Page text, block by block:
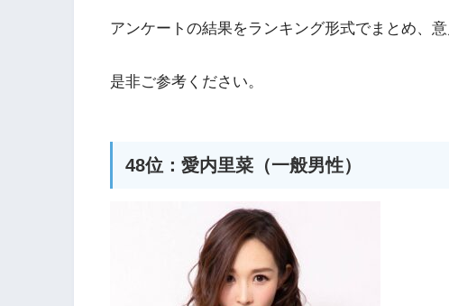
アンケートの結果をランキング形式でまとめ、意
是非ご参考ください。
48位：愛内里菜（一般男性）